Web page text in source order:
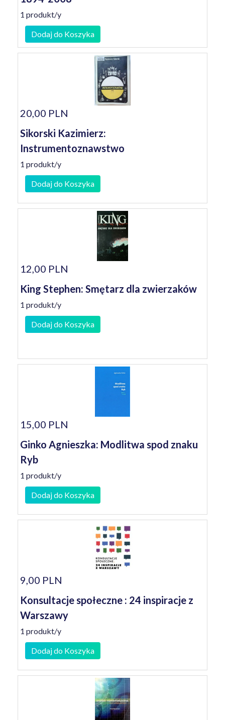
1 produkt/y
Dodaj do Koszyka
20,00 PLN
Sikorski Kazimierz:
Instrumentoznawstwo
1 produkt/y
Dodaj do Koszyka
12,00 PLN
King Stephen: Smętarz dla zwierzaków
1 produkt/y
Dodaj do Koszyka
15,00 PLN
Ginko Agnieszka: Modlitwa spod znaku
Ryb
1 produkt/y
Dodaj do Koszyka
9,00 PLN
Konsultacje społeczne : 24 inspiracje z
Warszawy
1 produkt/y
Dodaj do Koszyka